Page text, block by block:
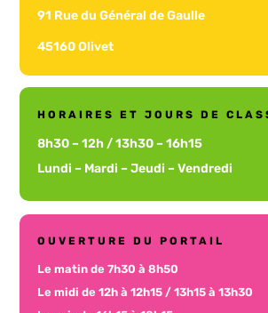
91 Rue du Général de Gaulle
45160 Olivet
HORAIRES ET JOURS DE
8h30 – 12h / 13h30 – 16h15
Lundi – Mardi – Jeudi – Vendredi
OUVERTURE DU PORTAIL
Le matin de 7h30 à 8h50
Le midi de 12h à 12h15 / 13h15 à 13h30